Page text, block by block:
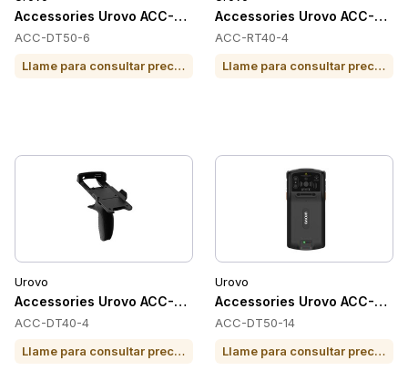
Accessories Urovo ACC-DT50-6
ACC-DT50-6
Llame para consultar precio o para comprar
Accessories Urovo ACC-
ACC-RT40-4
Llame para consultar precio o para comprar
Urovo
Accessories Urovo ACC-DT40-4
ACC-DT40-4
Llame para consultar precio o para comprar
Urovo
Accessories Urovo ACC-
ACC-DT50-14
Llame para consultar precio o para comprar